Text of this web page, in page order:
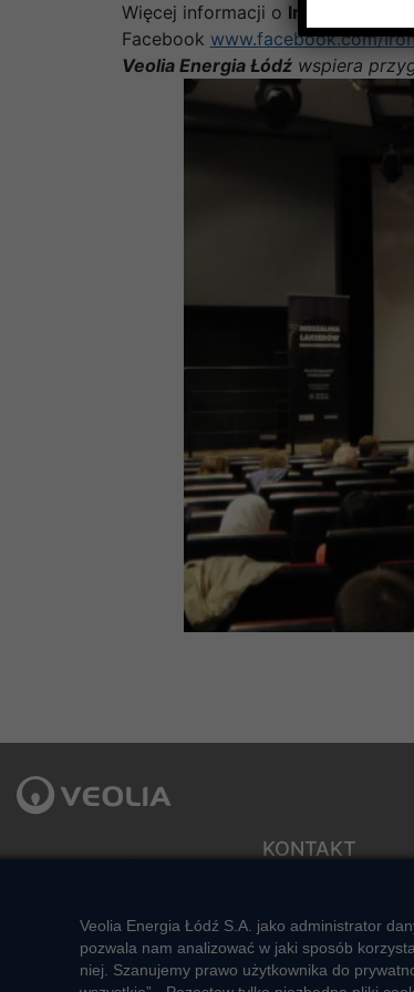
Więcej informacji o Iron Warriors
Facebook www.facebook.com/
Veolia Energia Łódźwspiera
Veolia Energia Łódź S.A.
Social media:
KONTAKT
Kompleksowa obsługa
pon. – pt. godz. 7:00 –
+48 22 658 58 58
Veolia Energia Łódź S.A. jako administrator
pozwala nam analizować w jaki sposób
niej. Szanujemy prawo użytkownika do